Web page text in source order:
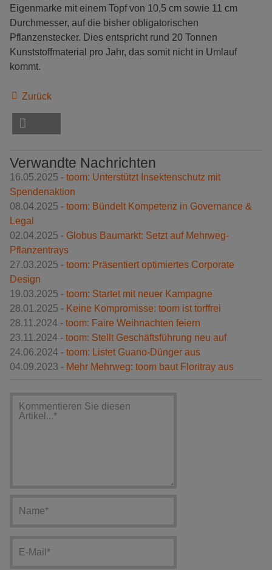
Eigenmarke mit einem Topf von 10,5 cm sowie 11 cm
Durchmesser, auf die bisher obligatorischen
Pflanzenstecker. Dies entspricht rund 20 Tonnen
Kunststoffmaterial pro Jahr, das somit nicht in Umlauf
kommt.
Zurück
Verwandte Nachrichten
16.05.2025 - toom: Unterstützt Insektenschutz mit
Spendenaktion
08.04.2025 - toom: Bündelt Kompetenz in Governance &
Legal
02.04.2025 - Globus Baumarkt: Setzt auf Mehrweg-
Pflanzentrays
27.03.2025 - toom: Präsentiert optimiertes Corporate
Design
19.03.2025 - toom: Startet mit neuer Kampagne
28.01.2025 - Keine Kompromisse: toom ist torffrei
28.11.2024 - toom: Faire Weihnachten feiern
23.11.2024 - toom: Stellt Geschäftsführung neu auf
24.06.2024 - toom: Listet Guano-Dünger aus
04.09.2023 - Mehr Mehrweg: toom baut Floritray aus